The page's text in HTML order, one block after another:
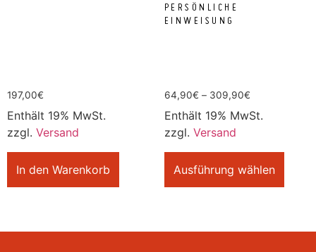
197,00€
Enthält 19% MwSt.
zzgl. Versand
In den Warenkorb
PERSÖNLICHE
EINWEISUNG
64,90€ – 309,90€
Enthält 19% MwSt.
zzgl. Versand
Ausführung wählen